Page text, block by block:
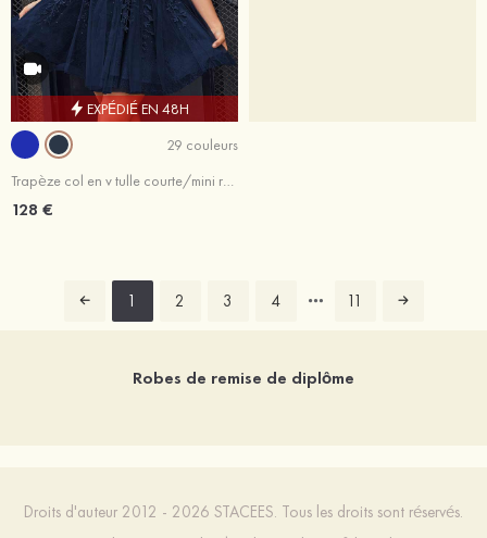
EXPÉDIÉ EN 48H
29 couleurs
Trapèze col en v tulle courte/mini robe de fête de la rentrée avec dentelle
128 €
1 2 3 4 11
Robes de remise de diplôme
Droits d'auteur 2012 - 2026 STACEES. Tous les droits sont réservés.